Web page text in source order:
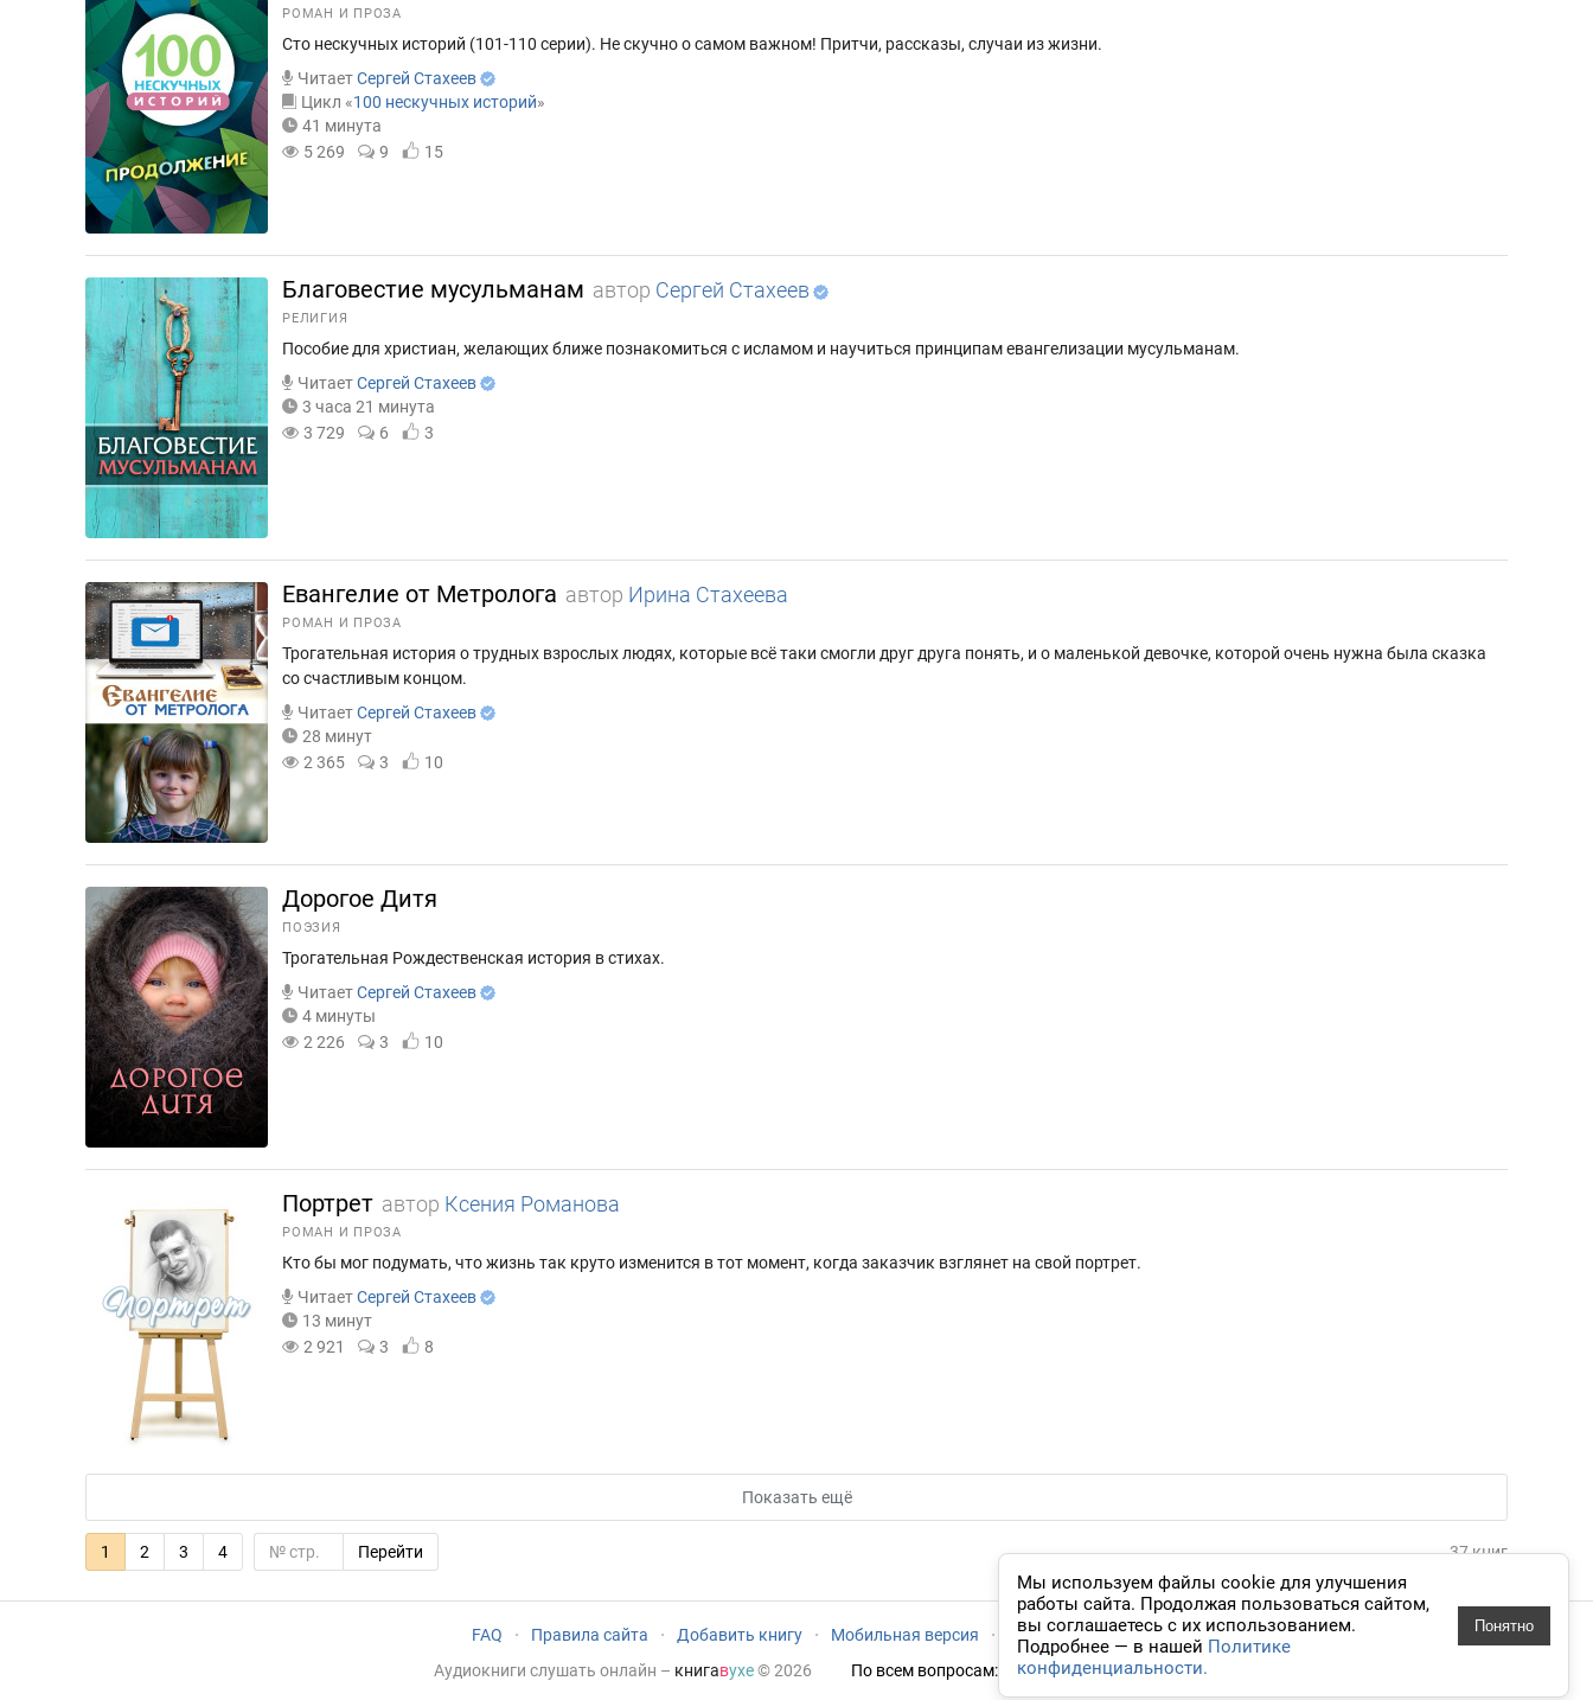
Мы используем файлы cookie для улучшения
работы сайта. Продолжая пользоваться сайтом,
вы соглашаетесь с их использованием.
Подробнее — в нашей Политике
конфиденциальности.
Понятно
РОМАН И ПРОЗА
Сто нескучных историй (101-110 серии). Не скучно о самом важном! Притчи, рассказы, случаи из жизни.
ЧитаетСергей Стахеев
Цикл «100 нескучных историй»
41 минута
5 269
9 15
Благовестие мусульманам автор Сергей Стахеев
РЕЛИГИЯ
Пособие для христиан, желающих ближе познакомиться с исламом и научиться принципам евангелизации мусульманам.
ЧитаетСергей Стахеев
3 часа 21 минута
3 729
6 3
Евангелие от Метролога автор Ирина Стахеева
РОМАН И ПРОЗА
Трогательная история о трудных взрослых людях, которые всё таки смогли друг друга понять, и о маленькой девочке, которой очень нужна была сказка
со счастливым концом.
ЧитаетСергей Стахеев
28 минут
2 365
3 10
Дорогое Дитя
ПОЭЗИЯ
Трогательная Рождественская история в стихах.
ЧитаетСергей Стахеев
4 минуты
2 226
3 10
Портрет автор Ксения Романова
РОМАН И ПРОЗА
Кто бы мог подумать, что жизнь так круто изменится в тот момент, когда заказчик взглянет на свой портрет.
ЧитаетСергей Стахеев
13 минут
2 921
3 8
Показать ещё
37 книг
1 2 3 4 Перейти
FAQ · Правила сайта · Добавить книгу · Мобильная версия ·
Новый дизайн
Аудиокниги слушать онлайн – книгавухе© 2026 По всем вопросам: admin@knigavuhe.ru